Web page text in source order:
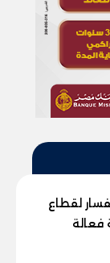
لقطاع
فعالة